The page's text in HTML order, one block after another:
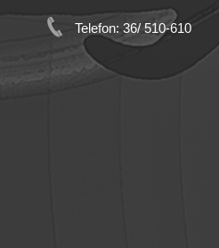
Telefon: 36/ 510-610